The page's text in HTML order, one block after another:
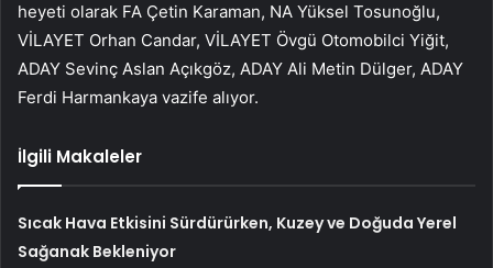
heyeti olarak FA Çetin Karaman, NA Yüksel Tosunoğlu,
VİLAYET Orhan Candar, VİLAYET Övgü Otomobilci Yiğit,
ADAY Sevinç Aslan Açıkgöz, ADAY Ali Metin Dülger, ADAY
Ferdi Harmankaya vazife alıyor.
İlgili Makaleler
Sıcak Hava Etkisini Sürdürürken, Kuzey ve Doğuda Yerel
Sağanak Bekleniyor